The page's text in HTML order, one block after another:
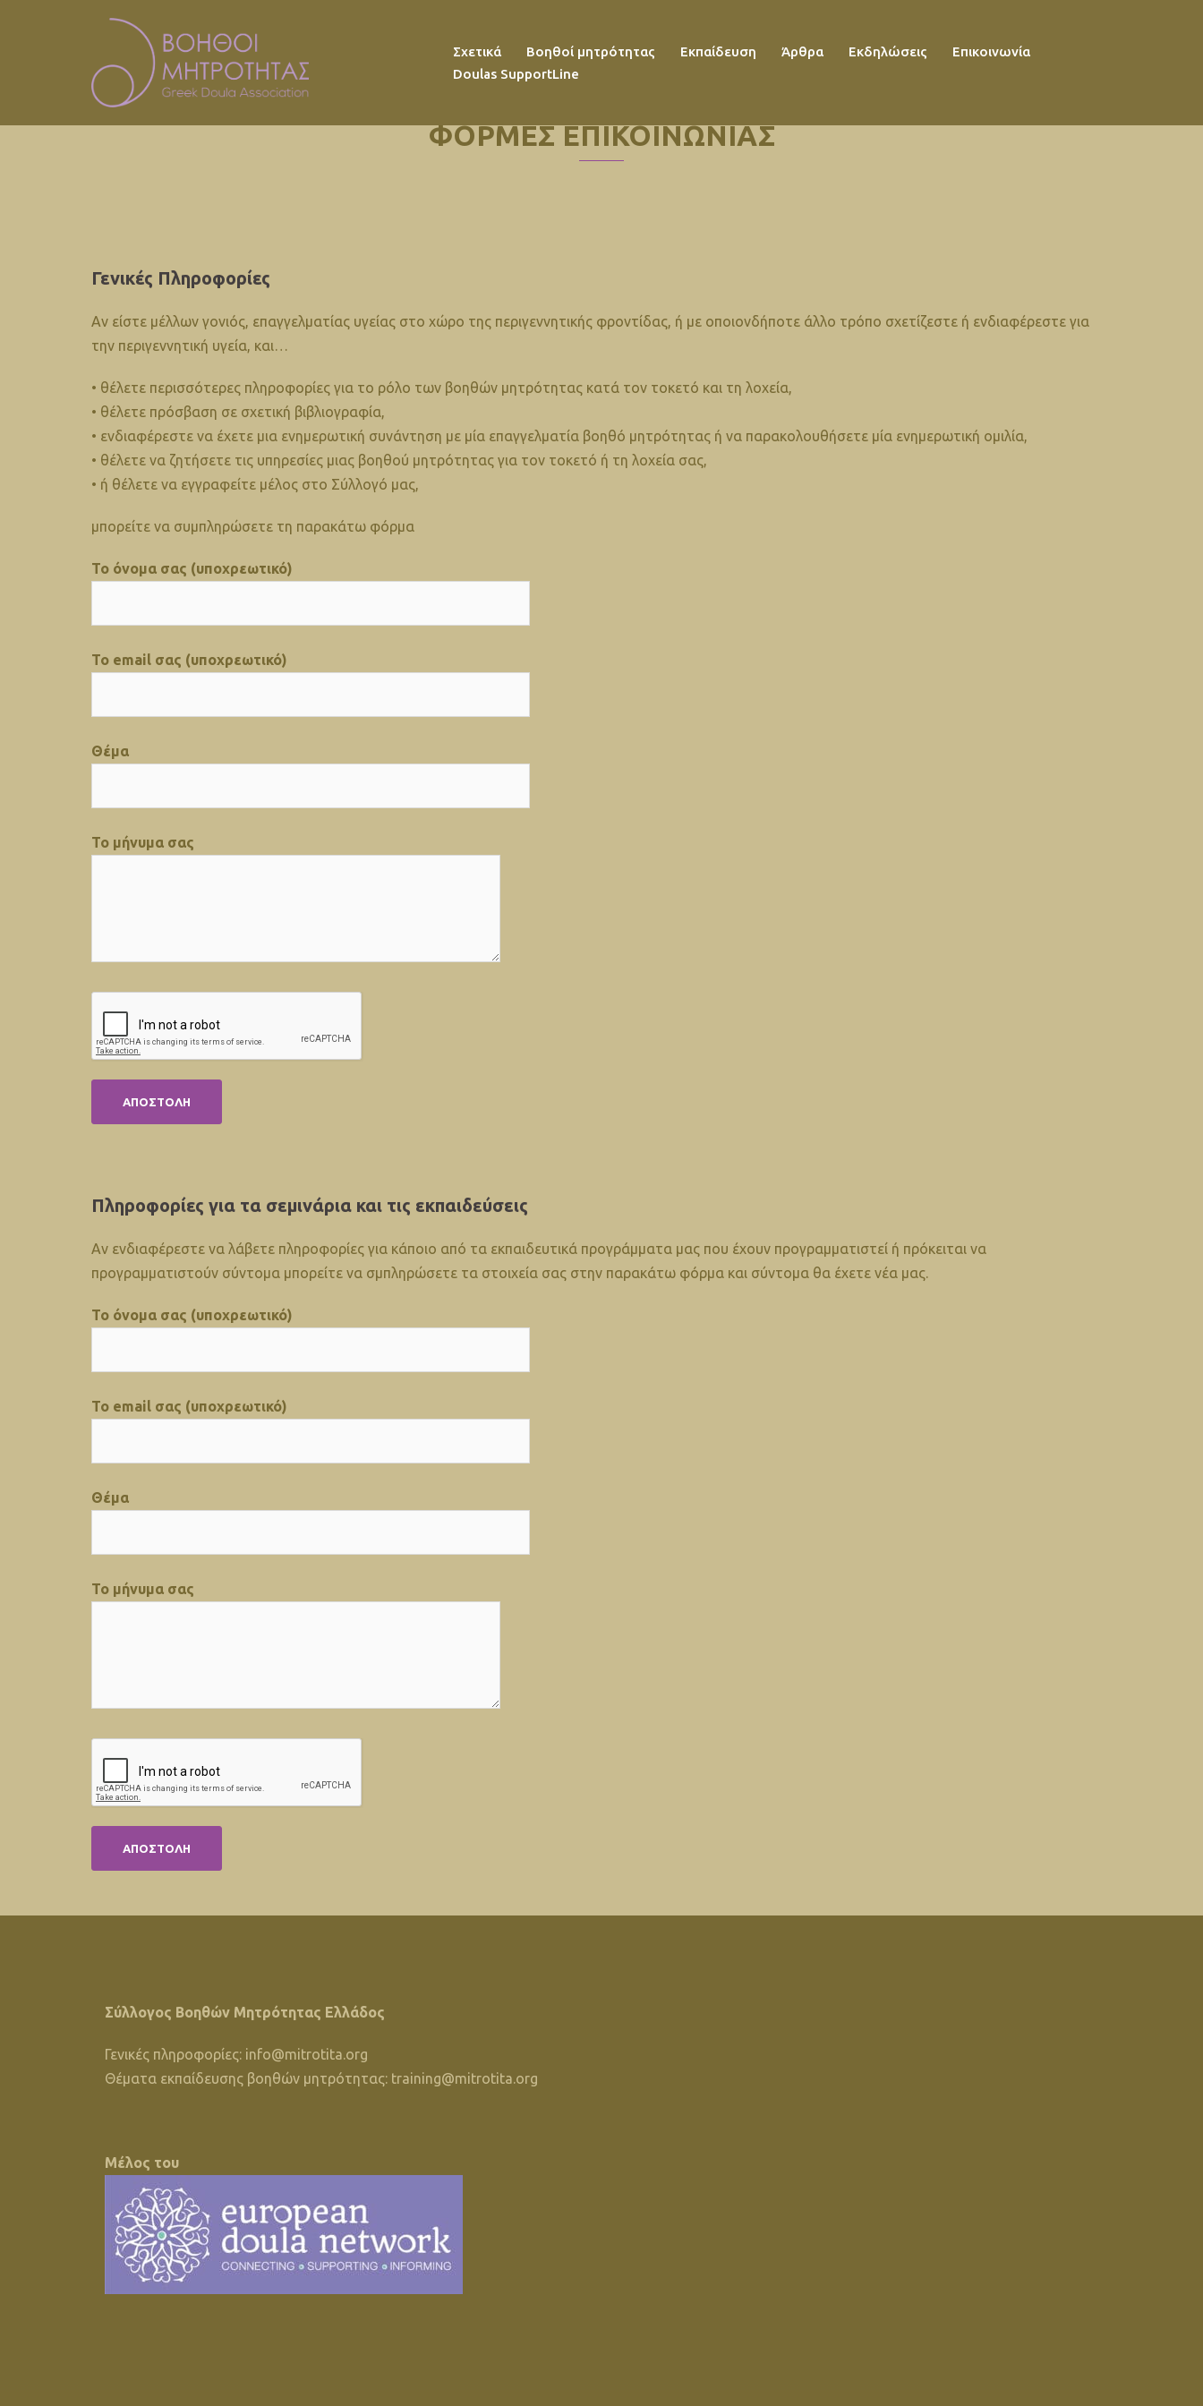
Σχετικά Βοηθοί μητρότητας Εκπαίδευση Άρθρα Εκδηλώσεις
Επικοινωνία
Doulas SupportLine
ΦΟΡΜΕΣ ΕΠΙΚΟΙΝΩΝΙΑΣ
Γενικές Πληροφορίες
Αν είστε μέλλων γονιός, επαγγελματίας υγείας στο χώρο της περιγεννητικής φροντίδας, ή με οποιονδήποτε άλλο τρόπο σχετίζεστε ή ενδιαφέρεστε για
την περιγεννητική υγεία, και…
• θέλετε περισσότερες πληροφορίες για το ρόλο των βοηθών μητρότητας κατά τον τοκετό και τη λοχεία,
• θέλετε πρόσβαση σε σχετική βιβλιογραφία,
• ενδιαφέρεστε να έχετε μια ενημερωτική συνάντηση με μία επαγγελματία βοηθό μητρότητας ή να παρακολουθήσετε μία ενημερωτική ομιλία,
• θέλετε να ζητήσετε τις υπηρεσίες μιας βοηθού μητρότητας για τον τοκετό ή τη λοχεία σας,
• ή θέλετε να εγγραφείτε μέλος στο Σύλλογό μας,
μπορείτε να συμπληρώσετε τη παρακάτω φόρμα
Το όνομα σας (υποχρεωτικό)
Το email σας (υποχρεωτικό)
Θέμα
Το μήνυμα σας
Πληροφορίες για τα σεμινάρια και τις εκπαιδεύσεις
Αν ενδιαφέρεστε να λάβετε πληροφορίες για κάποιο από τα εκπαιδευτικά προγράμματα μας που έχουν προγραμματιστεί ή πρόκειται να
προγραμματιστούν σύντομα μπορείτε να σμπληρώσετε τα στοιχεία σας στην παρακάτω φόρμα και σύντομα θα έχετε νέα μας.
Το όνομα σας (υποχρεωτικό)
Το email σας (υποχρεωτικό)
Θέμα
Το μήνυμα σας
Σύλλογος Βοηθών Μητρότητας Ελλάδος
Γενικές πληροφορίες: info@mitrotita.org
Θέματα εκπαίδευσης βοηθών μητρότητας: training@mitrotita.org
Μέλος του